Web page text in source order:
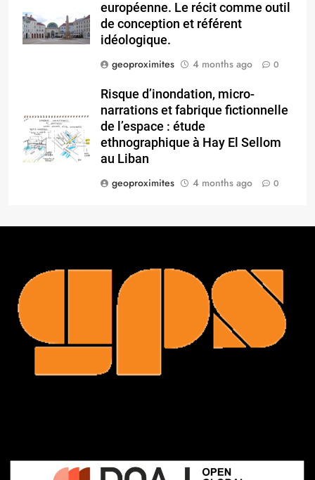
européenne. Le récit comme outil
de conception et référent
idéologique.
geoproximites
4 months ago 0
Risque d’inondation, micro-
narrations et fabrique fictionnelle
de l’espace : étude
ethnographique à Hay El Sellom
au Liban
geoproximites
4 months ago 0